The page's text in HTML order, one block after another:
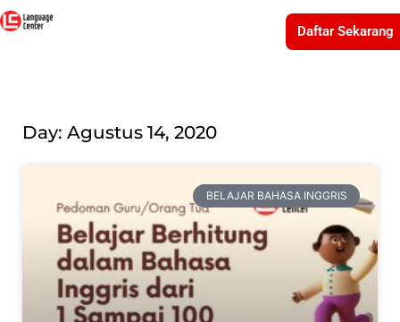
Daftar Sekarang
Day: Agustus 14, 2020
BELAJAR BAHASA INGGRIS